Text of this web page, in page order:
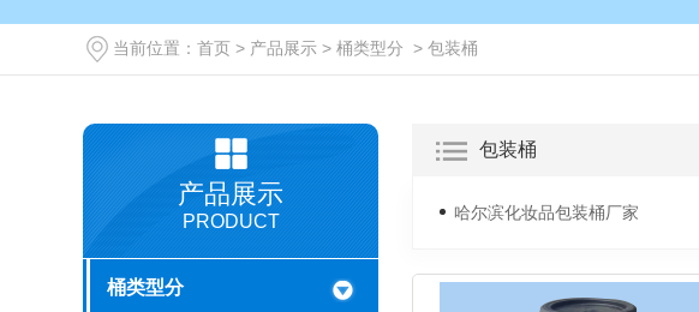
当前位置： 首页 > 产品展示 > 桶类型分 > 包装桶
产品展示
PRODUCT
桶类型分
包装桶
哈尔滨化妆品包装桶厂家